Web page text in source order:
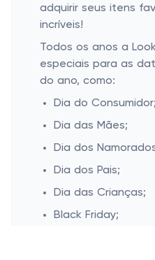
adquirir seus itens
incríveis!
Todos os anos a
especiais para as
do ano, como:
Dia do Consumidor;
Dia das Mães;
Dia dos
Dia dos Pais;
Dia das Crianças;
Black Friday;